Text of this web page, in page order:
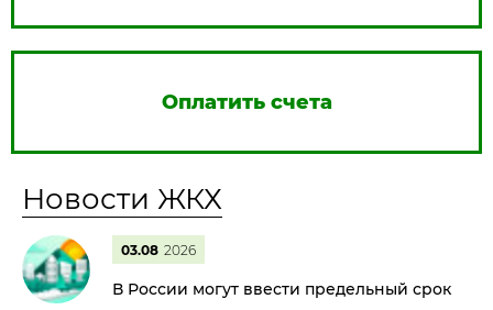
Оплатить счета
Новости ЖКХ
03.08 2026
В России могут ввести предельный срок